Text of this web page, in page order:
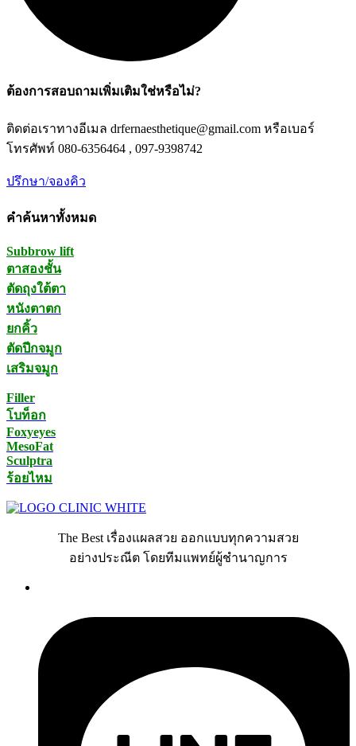
ต้องการสอบถามเพิ่มเติมใช่หรือไม่?
ติดต่อเราทางอีเมล drfernaesthetique@gmail.com หรือเบอร์
โทรศัพท์ 080-6356464 , 097-9398742
ปรึกษา/จองคิว
คำค้นหาทั้งหมด
Subbrow lift
ตาสองชั้น
ตัดถุงใต้ตา
หนังตาตก
ยกคิ้ว
ตัดปีกจมูก
เสริมจมูก
Filler
โบท็อก
Foxyeyes
MesoFat
Sculptra
ร้อยไหม
The Best เรื่องแผลสวย ออกแบบทุกความสวย
อย่างประณีต โดยทีมแพทย์ผู้ชำนาญการ